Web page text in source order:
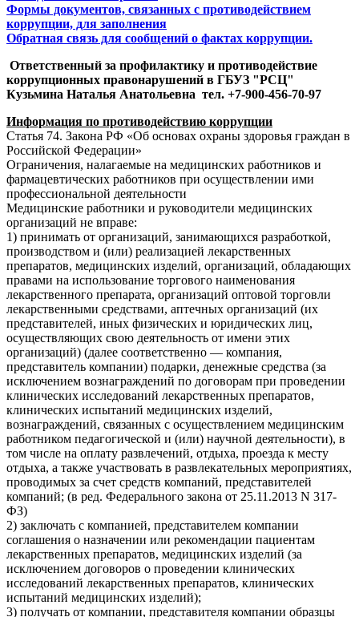
Формы документов, связанных с противодействием
коррупции, для заполнения
Обратная связь для сообщений о фактах коррупции.
Ответственный за профилактику и противодействие
коррупционных правонарушений в ГБУЗ "РСЦ"
Кузьмина Наталья Анатольевна тел. +7-900-456-70-97
Информация по противодействию коррупции
Статья 74. Закона РФ «Об основах охраны здоровья граждан в
Российской Федерации»
Ограничения, налагаемые на медицинских работников и
фармацевтических работников при осуществлении ими
профессиональной деятельности
Медицинские работники и руководители медицинских
организаций не вправе:
1) принимать от организаций, занимающихся разработкой,
производством и (или) реализацией лекарственных
препаратов, медицинских изделий, организаций, обладающих
правами на использование торгового наименования
лекарственного препарата, организаций оптовой торговли
лекарственными средствами, аптечных организаций (их
представителей, иных физических и юридических лиц,
осуществляющих свою деятельность от имени этих
организаций) (далее соответственно — компания,
представитель компании) подарки, денежные средства (за
исключением вознаграждений по договорам при проведении
клинических исследований лекарственных препаратов,
клинических испытаний медицинских изделий,
вознаграждений, связанных с осуществлением медицинским
работником педагогической и (или) научной деятельности), в
том числе на оплату развлечений, отдыха, проезда к месту
отдыха, а также участвовать в развлекательных мероприятиях,
проводимых за счет средств компаний, представителей
компаний; (в ред. Федерального закона от 25.11.2013 N 317-
ФЗ)
2) заключать с компанией, представителем компании
соглашения о назначении или рекомендации пациентам
лекарственных препаратов, медицинских изделий (за
исключением договоров о проведении клинических
исследований лекарственных препаратов, клинических
испытаний медицинских изделий);
3) получать от компании, представителя компании образцы